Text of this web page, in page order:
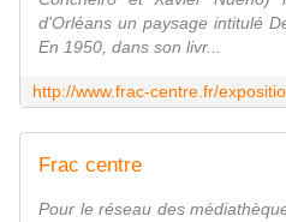
d'Orléans un paysage intitulé
En 1950, dans son livr...
Frac centre
Pour le réseau des